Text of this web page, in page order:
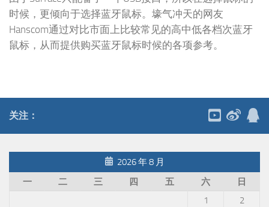
时候，更倾向于选择蓝牙鼠标。壕气冲天的网友
Hanscom通过对比市面上比较常见的高中低各档次蓝牙
鼠标，从而提供购买蓝牙鼠标时候的各项参考。
关注：
2026 年 8 月
一
二 三 四 五 六
日
1
2